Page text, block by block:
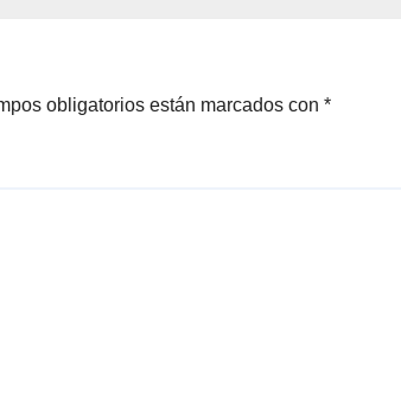
obligatorios están marcados con *